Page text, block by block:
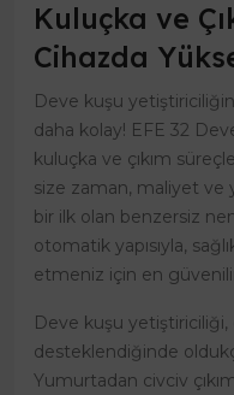
Kuluçka ve
Cihazda
Deve kuşu
daha kolay! EFE 32
kuluçka ve çıkım
size zaman, maliyet ve
bir ilk olan benzersiz
otomatik yapısıyla,
etmeniz için en
Deve kuşu
desteklendiğinde
Yumurtadan civciv